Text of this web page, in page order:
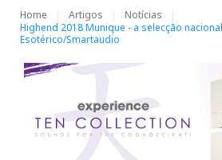
Home Artigos
Notícias
Highend 2018 Munique - a selecção
Esotérico/Smartaudio